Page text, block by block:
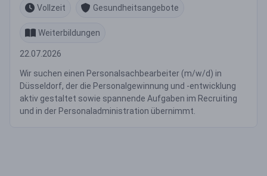
Vollzeit
Gesundheitsangebote
Weiterbildungen
22.07.2026
Wir suchen einen Personalsachbearbeiter (m/w/d) in
Düsseldorf, der die Personalgewinnung und -entwicklung
aktiv gestaltet sowie spannende Aufgaben im Recruiting
und in der Personaladministration übernimmt.